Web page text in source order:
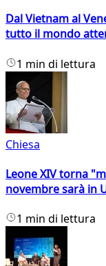
Dal Vietnam al
tutto il mondo
1 min di lettura
Chiesa
Leone XIV torna
novembre sarà in
1 min di lettura